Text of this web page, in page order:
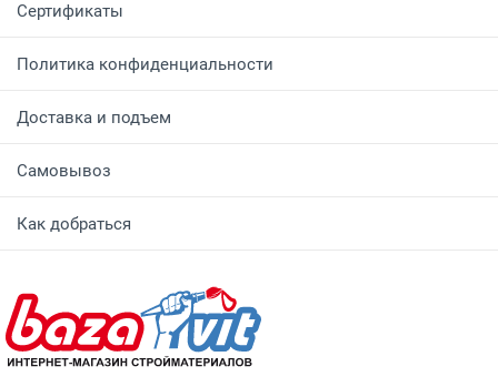
Сертификаты
Политика конфиденциальности
Доставка и подъем
Самовывоз
Как добраться